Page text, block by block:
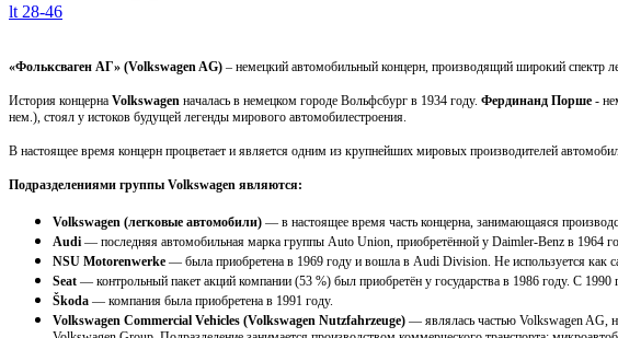
lt 28-46
«Фольксваген АГ» (Volkswagen AG) – немецкий автомобильный концерн, производящий широкий спектр
История концерна Volkswagen началась в немецком городе Вольфсбург в 1934 году. Фердинанд Порше -
нем.), стоял у истоков будущей легенды мирового автомобилестроения.
В настоящее время концерн процветает и является одним из крупнейших мировых производителей
Подразделениями группы Volkswagen являются:
Volkswagen (легковые автомобили) — в настоящее время часть концерна, занимающаяся
Audi — последняя автомобильная марка группы Auto Union, приобретённой у Daimler-Benz в 1964
NSU Motorenwerke — была приобретена в 1969 году и вошла в Audi Division. Не используется как
Seat — контрольный пакет акций компании (53 %) был приобретён у государства в 1986 году. С
Škoda — компания была приобретена в 1991 году.
Volkswagen Commercial Vehicles (Volkswagen Nutzfahrzeuge) — являлась частью Volkswagen AG,